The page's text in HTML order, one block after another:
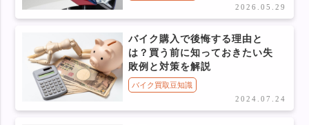
2026.05.29
バイク購入で後悔する理由と
は？買う前に知っておきたい失
敗例と対策を解説
バイク買取豆知識
2024.07.24